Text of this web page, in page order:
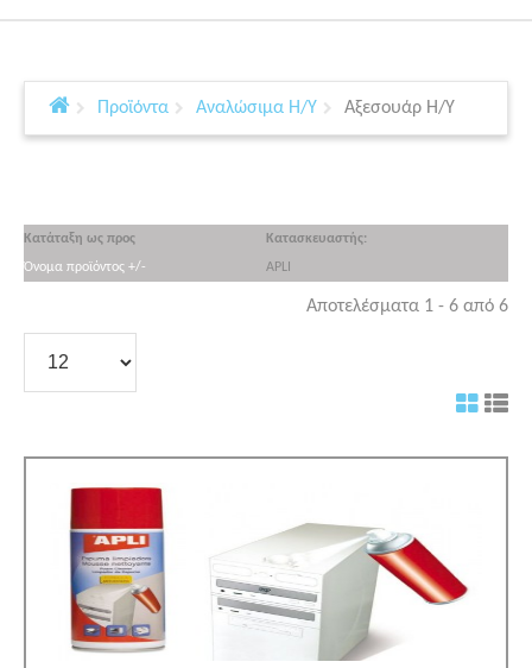
Προϊόντα Αναλώσιμα Η/Υ Αξεσουάρ Η/Υ
Κατάταξη ως προς
Όνομα προϊόντος +/-
Κατασκευαστής:
APLI
Αποτελέσματα 1 - 6 από 6